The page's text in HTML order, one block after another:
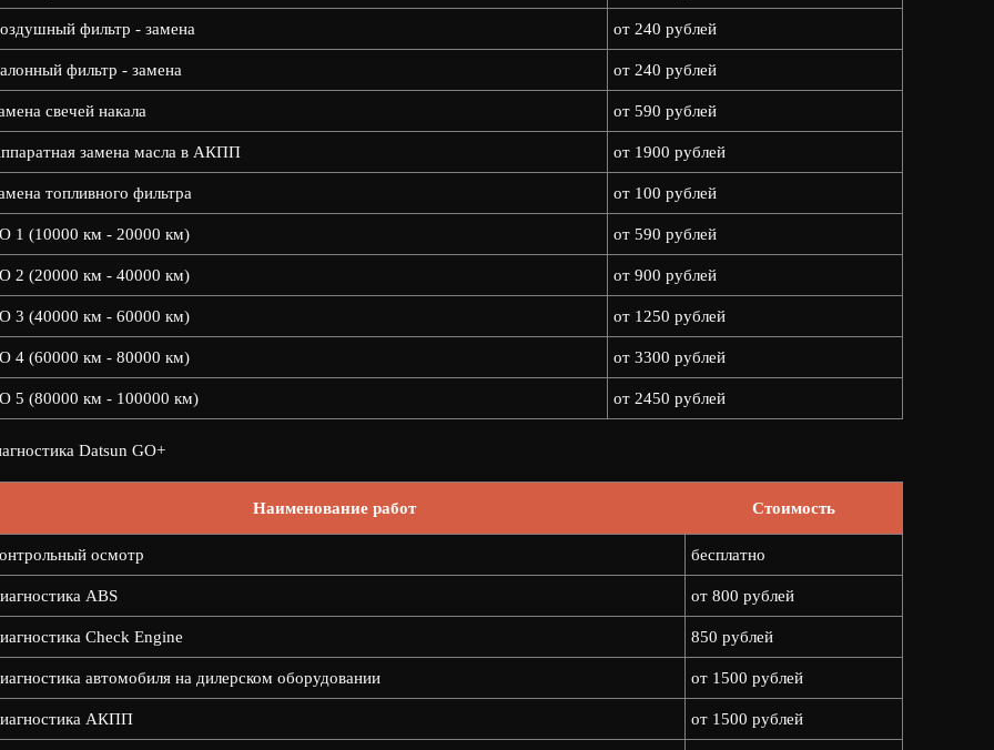
фильтр - замена от 240 рублей
фильтр - замена от 240 рублей
свечей накала от 590 рублей
замена масла в АКПП от 1900 рублей
топливного фильтра от 100 рублей
1 (10000 км - 20000 км) от 590 рублей
2 (20000 км - 40000 км) от 900 рублей
3 (40000 км - 60000 км) от 1250 рублей
4 (60000 км - 80000 км) от 3300 рублей
5 (80000 км - 100000 км) от 2450 рублей
Datsun GO+
Наименование работ Стоимость
осмотр бесплатно
ABS от 800 рублей
Check Engine 850 рублей
автомобиля на дилерском оборудовании от 1500 рублей
АКПП от 1500 рублей